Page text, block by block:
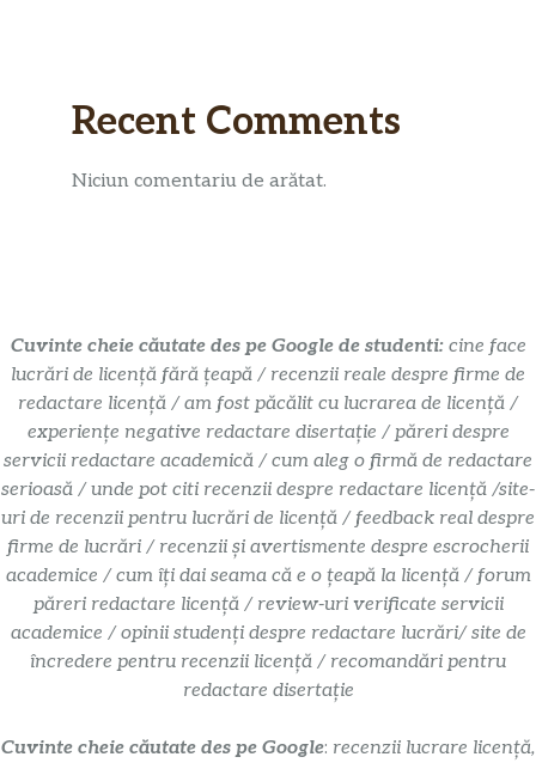
Recent Comments
Niciun comentariu de arătat.
Cuvinte cheie căutate des pe Google de studenti: cine face
lucrări de licență fără țeapă / recenzii reale despre firme de
redactare licență / am fost păcălit cu lucrarea de licență /
experiențe negative redactare disertație / păreri despre
servicii redactare academică / cum aleg o firmă de redactare
serioasă / unde pot citi recenzii despre redactare licență /site-
uri de recenzii pentru lucrări de licență / feedback real despre
firme de lucrări / recenzii și avertismente despre escrocherii
academice / cum îți dai seama că e o țeapă la licență / forum
păreri redactare licență / review-uri verificate servicii
academice / opinii studenți despre redactare lucrări/ site de
încredere pentru recenzii licență / recomandări pentru
redactare disertație
Cuvinte cheie căutate des pe Google: recenzii lucrare licență,